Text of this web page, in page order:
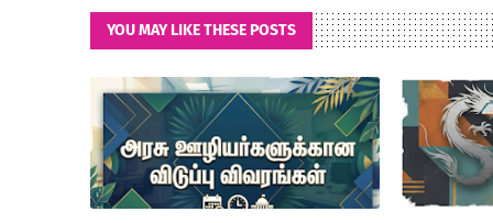
YOU MAY LIKE THESE POSTS